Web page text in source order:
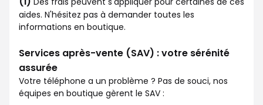
aides. N'hésitez pas à demander toutes les
informations en boutique.
Services après-vente (SAV) : votre sérénité
assurée
Votre téléphone a un problème ? Pas de souci, nos
équipes en boutique gèrent le SAV :